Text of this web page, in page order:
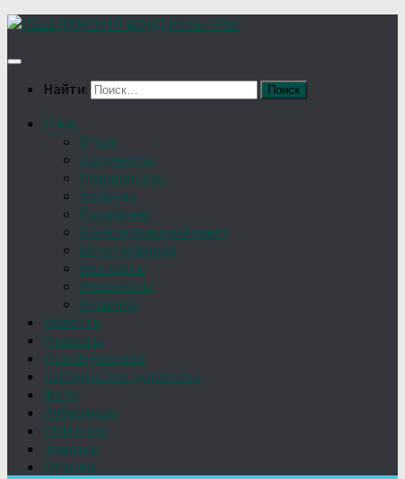
Найти:
О нас
Устав
Документы
Руководство
Команда
Правление
Попечительский совет
Отчёты фонда
Контакты
Реквизиты
Решение
Новости
Проекты
Дом Игумновых
Лебедянские художники
Фото
Лебедянцы
СМИ о нас
Земляки
Отзывы